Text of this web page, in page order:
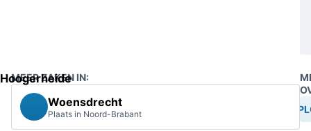
Hoogerheide
MEER ZAKEN IN:
Woensdrecht
Plaats in Noord-Brabant